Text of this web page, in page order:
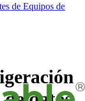
de Equipos de